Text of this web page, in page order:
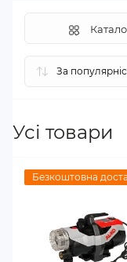
Усі товари
Безкоштовна